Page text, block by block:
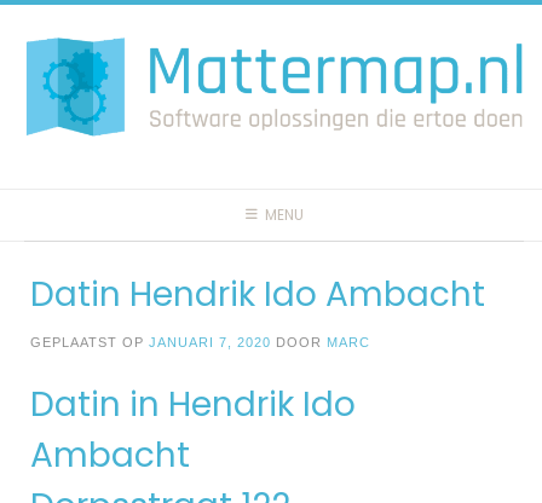
naar
inhoud
MENU
Datin Hendrik Ido Ambacht
GEPLAATST OP JANUARI 7, 2020 DOOR MARC
Datin in Hendrik Ido
Ambacht